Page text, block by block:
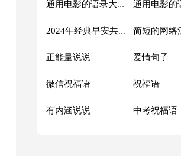
通用电影的语录大汇总88条
2024年经典早安共勉句子短信汇总41句
正能量说说 爱情句子
微信祝福语 祝福语
有内涵说说 中考祝福语